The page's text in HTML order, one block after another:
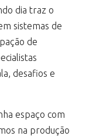
dia traz o
sistemas de
de
desafios e
espaço com
na produção